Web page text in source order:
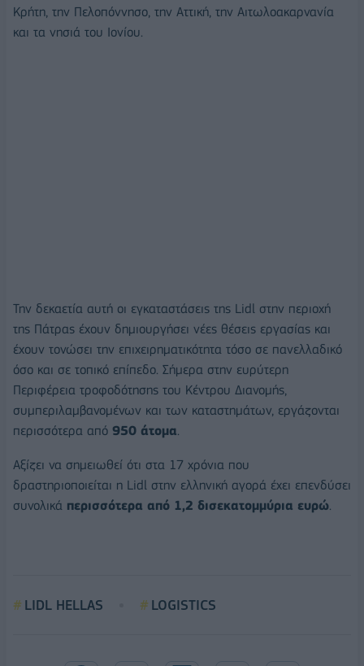
Κρήτη, την Πελοπόννησο, την Αττική, την Αιτωλοακαρνανία
και τα νησιά του Ιονίου.
Την δεκαετία αυτή οι εγκαταστάσεις της Lidl στην περιοχή
της Πάτρας έχουν δημιουργήσει νέες θέσεις εργασίας και
έχουν τονώσει την επιχειρηματικότητα τόσο σε πανελλαδικό
όσο και σε τοπικό επίπεδο. Σήμερα στην ευρύτερη
Περιφέρεια τροφοδότησης του Κέντρου Διανομής,
συμπεριλαμβανομένων και των καταστημάτων, εργάζονται
περισσότερα από 950 άτομα.
Αξίζει να σημειωθεί ότι στα 17 χρόνια που
δραστηριοποιείται η Lidl στην ελληνική αγορά έχει επενδύσει
συνολικά περισσότερα από 1,2 δισεκατομμύρια ευρώ.
LIDL HELLAS LOGISTICS